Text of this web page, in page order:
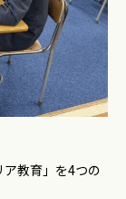
教育」を4つの